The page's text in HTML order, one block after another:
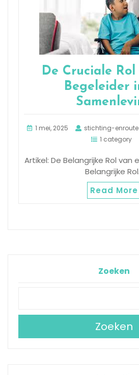
De Cruciale Rol
Begeleider
1 mei, 2025 stichting-enroute
1 category
Artikel: De Belangrijke Rol van
Belangrijke
Read More
Zoeken
Zoeken